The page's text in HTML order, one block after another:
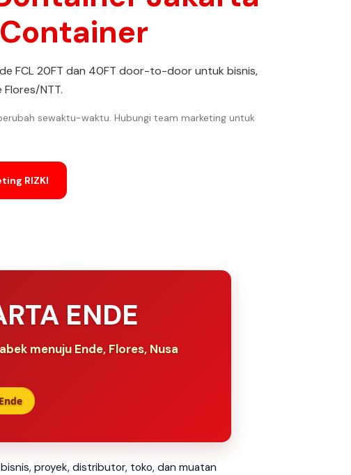
FCL 20FT dan 40FT door-to-door untuk bisnis,
NTT.
sewaktu-waktu. Hubungi team marketing untuk
RIZKI
ENDE
menuju Ende, Flores, Nusa
proyek, distributor, toko, dan muatan